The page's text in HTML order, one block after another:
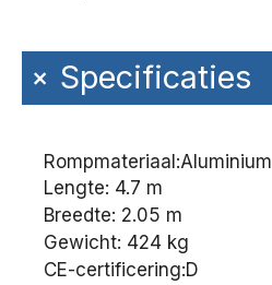
+Specificaties
Rompmateriaal:Aluminium
Lengte: 4.7 m
Breedte: 2.05 m
Gewicht: 424 kg
CE-certificering:D